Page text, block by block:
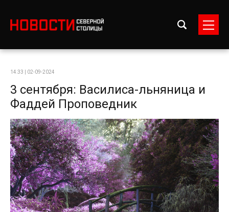
14:33 | 02-09-2024
3 сентября: Василиса-льняница и
Фаддей Проповедник